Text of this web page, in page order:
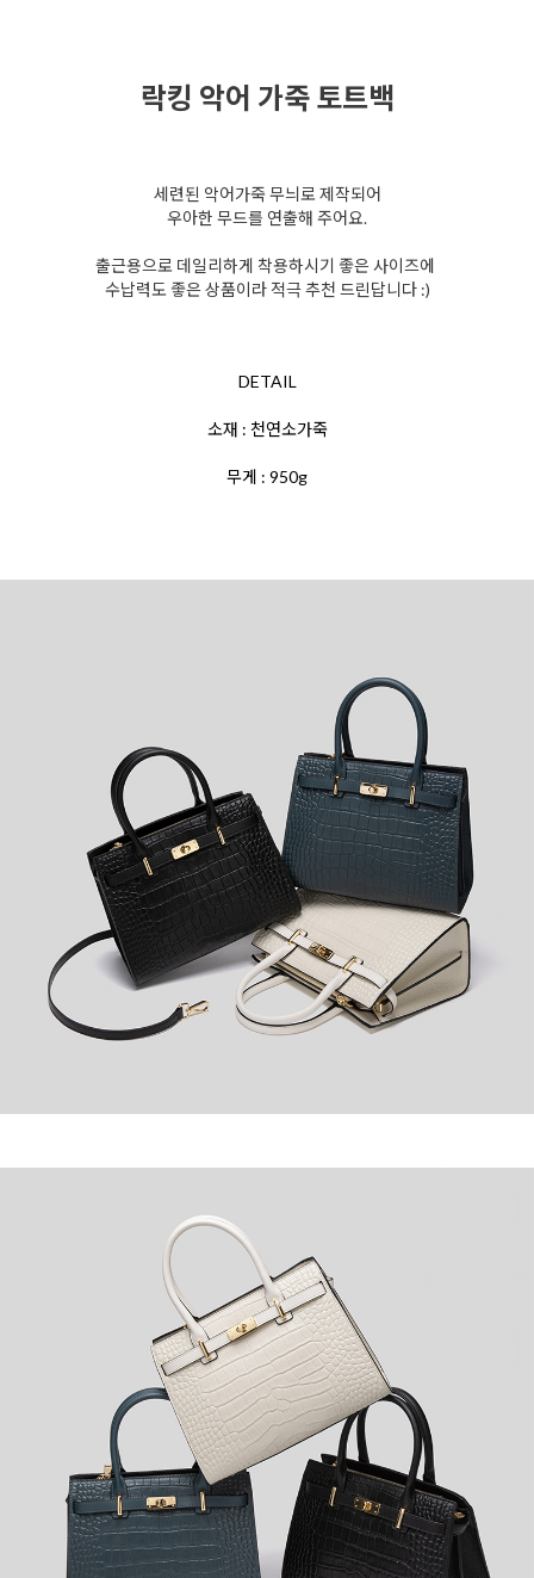
락킹 악어 가죽 토트백
세련된 악어가죽 무늬로 제작되어
우아한 무드를 연출해 주어요.
출근용으로 데일리하게 착용하시기 좋은 사이즈에
수납력도 좋은 상품이라 적극 추천 드린답니다 :)
DETAIL
소재 : 천연소가죽
무게 : 950g